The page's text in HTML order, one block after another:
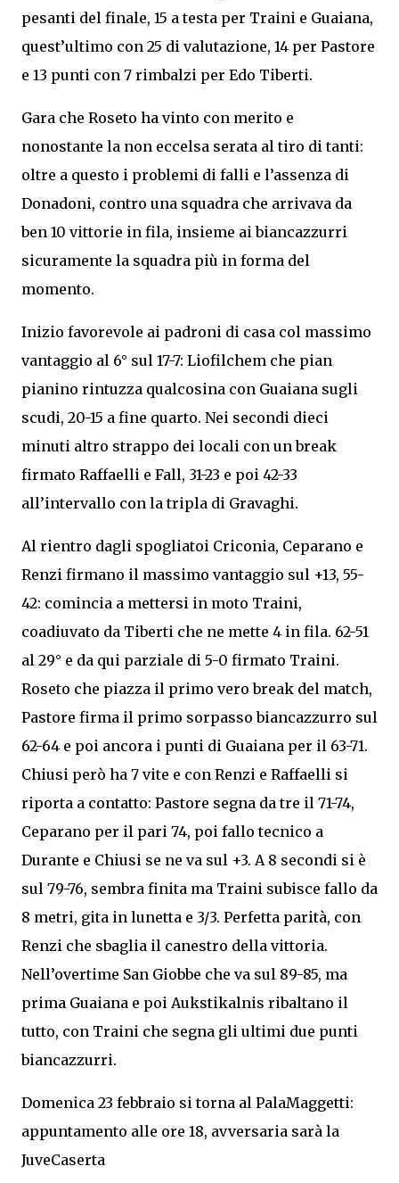
pesanti del finale, 15 a testa per Traini e Guaiana,
quest’ultimo con 25 di valutazione, 14 per Pastore
e 13 punti con 7 rimbalzi per Edo Tiberti.
Gara che Roseto ha vinto con merito e
nonostante la non eccelsa serata al tiro di tanti:
oltre a questo i problemi di falli e l’assenza di
Donadoni, contro una squadra che arrivava da
ben 10 vittorie in fila, insieme ai biancazzurri
sicuramente la squadra più in forma del
momento.
Inizio favorevole ai padroni di casa col massimo
vantaggio al 6° sul 17-7: Liofilchem che pian
pianino rintuzza qualcosina con Guaiana sugli
scudi, 20-15 a fine quarto. Nei secondi dieci
minuti altro strappo dei locali con un break
firmato Raffaelli e Fall, 31-23 e poi 42-33
all’intervallo con la tripla di Gravaghi.
Al rientro dagli spogliatoi Criconia, Ceparano e
Renzi firmano il massimo vantaggio sul +13, 55-
42: comincia a mettersi in moto Traini,
coadiuvato da Tiberti che ne mette 4 in fila. 62-51
al 29° e da qui parziale di 5-0 firmato Traini.
Roseto che piazza il primo vero break del match,
Pastore firma il primo sorpasso biancazzurro sul
62-64 e poi ancora i punti di Guaiana per il 63-71.
Chiusi però ha 7 vite e con Renzi e Raffaelli si
riporta a contatto: Pastore segna da tre il 71-74,
Ceparano per il pari 74, poi fallo tecnico a
Durante e Chiusi se ne va sul +3. A 8 secondi si è
sul 79-76, sembra finita ma Traini subisce fallo da
8 metri, gita in lunetta e 3/3. Perfetta parità, con
Renzi che sbaglia il canestro della vittoria.
Nell’overtime San Giobbe che va sul 89-85, ma
prima Guaiana e poi Aukstikalnis ribaltano il
tutto, con Traini che segna gli ultimi due punti
biancazzurri.
Domenica 23 febbraio si torna al PalaMaggetti:
appuntamento alle ore 18, avversaria sarà la
JuveCaserta